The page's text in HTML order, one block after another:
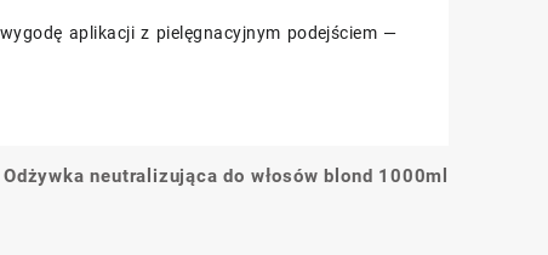
aplikacji z pielęgnacyjnym podejściem —
neutralizująca do włosów blond 1000ml